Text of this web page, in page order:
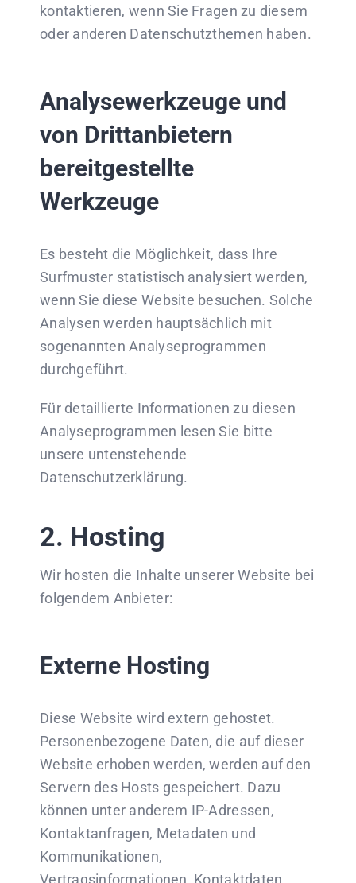
kontaktieren, wenn Sie Fragen zu diesem
oder anderen Datenschutzthemen haben.
Analysewerkzeuge und
von Drittanbietern
bereitgestellte
Werkzeuge
Es besteht die Möglichkeit, dass Ihre
Surfmuster statistisch analysiert werden,
wenn Sie diese Website besuchen. Solche
Analysen werden hauptsächlich mit
sogenannten Analyseprogrammen
durchgeführt.
Für detaillierte Informationen zu diesen
Analyseprogrammen lesen Sie bitte
unsere untenstehende
Datenschutzerklärung.
2. Hosting
Wir hosten die Inhalte unserer Website bei
folgendem Anbieter:
Externe Hosting
Diese Website wird extern gehostet.
Personenbezogene Daten, die auf dieser
Website erhoben werden, werden auf den
Servern des Hosts gespeichert. Dazu
können unter anderem IP-Adressen,
Kontaktanfragen, Metadaten und
Kommunikationen,
Vertragsinformationen, Kontaktdaten,